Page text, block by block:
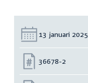
Datum:
13 januari 2025
Nummer:
36678-2